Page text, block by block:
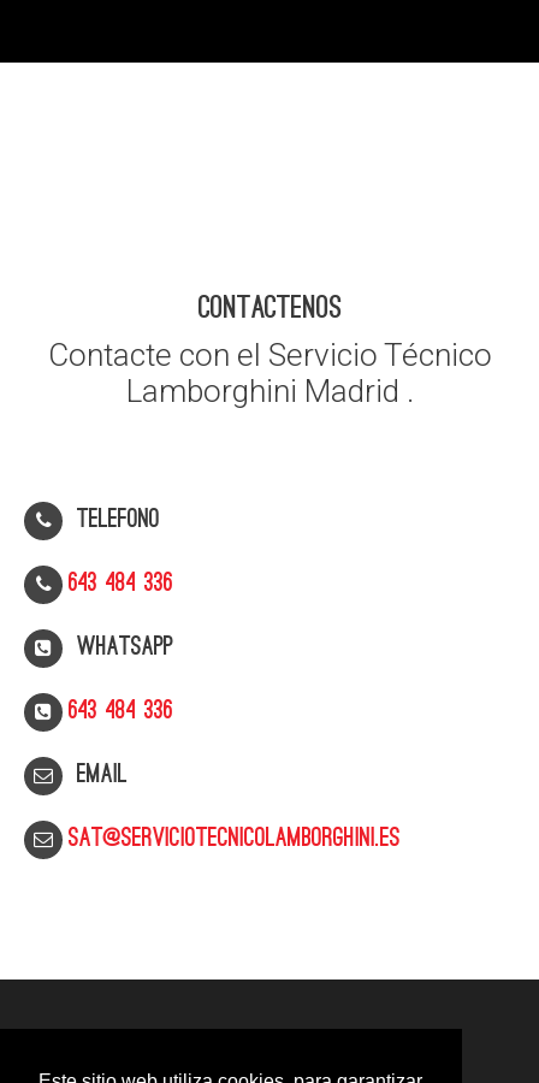
CONTACTENOS
Contacte con el Servicio Técnico
Lamborghini Madrid .
Telefono
643 484 336
WhatsApp
643 484 336
Email
sat@serviciotecnicolamborghini.es